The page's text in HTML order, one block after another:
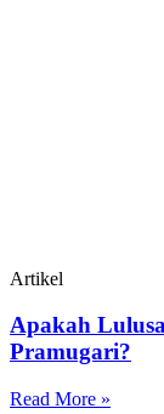
Artikel
Apakah
Pramugari?
Read More »